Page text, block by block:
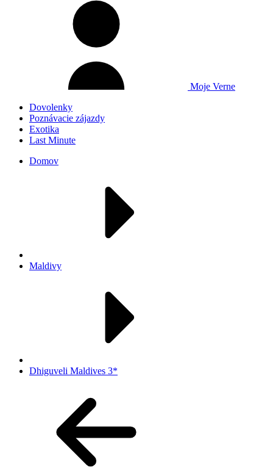
Moje Verne
Dovolenky
Poznávacie zájazdy
Exotika
Last Minute
Domov
Maldivy
Dhiguveli Maldives 3*